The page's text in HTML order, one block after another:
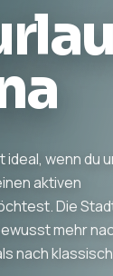
ideal, wenn du
aktiven
Die
mehr
nach